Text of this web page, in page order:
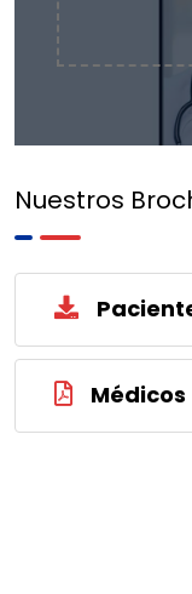
Nuestros
Médicos